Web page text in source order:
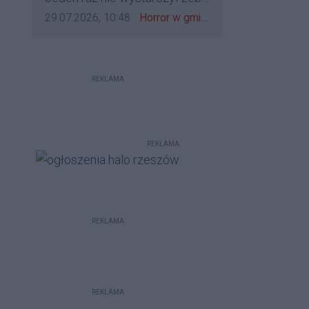
bo to zagorzali pisowcy
go zatrzymać?
Data dodania komentarza:
29.07.2026, 10:48 Źródło komentarza:
Horror w gminie Łańcut. Mieszkaniec Rzeszowa terroryzował rodzinę nożem i zaatakował policjantów! [VIDEO]
REKLAMA
REKLAMA
REKLAMA
REKLAMA